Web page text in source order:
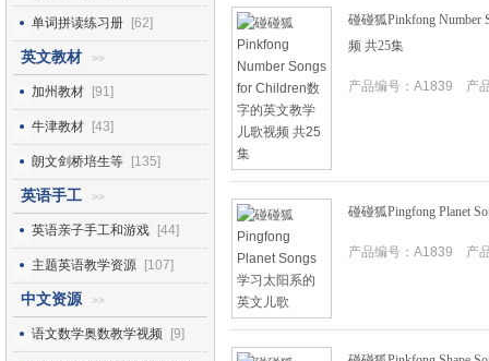
单词拼读练习册 [62]
英文教材 >>
加州教材 [91]
牛津教材 [43]
朗文剑桥培生等 [135]
英语手工 >>
英语亲子手工和游戏 [44]
主题英语教学资源 [107]
中文资源 >>
语文数学奥数教学视频 [9]
碰碰狐Pinkfong Number
频 共25集
产品编号：A1839 产
碰碰狐Pingfong Planet
产品编号：A1839 产